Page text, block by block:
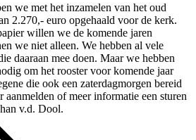
we met het inzamelen van het oud
2.270,- euro opgehaald voor de kerk.
willen we de komende jaren
we niet alleen. We hebben al vele
daaraan mee doen. Maar we hebben
om het rooster voor komende jaar
die ook een zaterdagmorgen bereid
aanmelden of meer informatie een sturen
v.d. Dool.